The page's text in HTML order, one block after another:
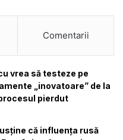
Comentarii
vrea să testeze pe
„inovatoare” de la
pierdut
că influența rusă